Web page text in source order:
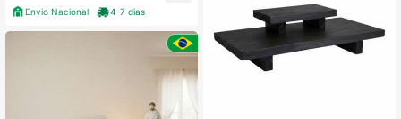
Envio Nacional
4-7 dias